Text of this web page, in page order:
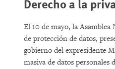
Derecho a la
El 10 de mayo, la
de protección de datos,
gobierno del expresidente
masiva de datos personales